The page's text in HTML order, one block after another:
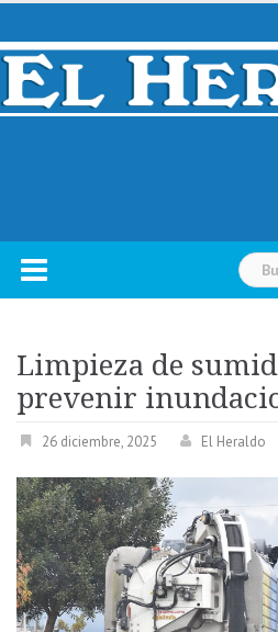
Skip
content
Buscar:
Limpieza de
prevenir
26 diciembre, 2025 El Heraldo